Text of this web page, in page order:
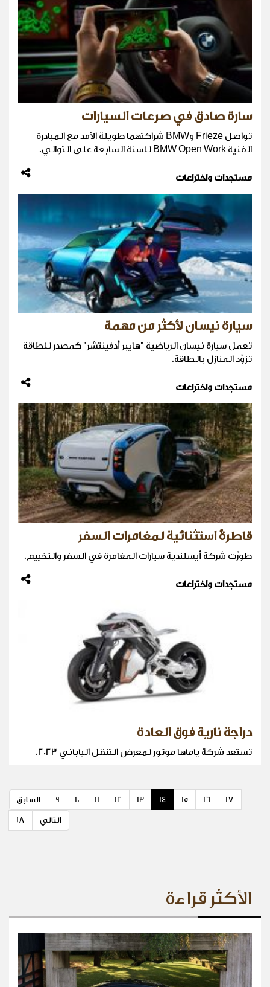
سارة صادق في صرعات السيارات
تواصل Frieze وBMW شراكتهما طويلة الأمد مع المبادرة
الفنية BMW Open Work للسنة السابعة على التوالي.
مستجدات واختراعات
سيارة نيسان لأكثر من مهمة
تعمل سيارة نيسان الرياضية "هايبر أدفينتشر" كمصدر للطاقة
تزوّد المنازل بالطاقة.
مستجدات واختراعات
قاطرةٌ استثنائية لمغامرات السفر
طورّت شركة أيسلندية سيارات المغامرة في السفر والتخييم.
مستجدات واختراعات
دراجة نارية فوق العادة
تستعد شركة ياماها موتور لمعرض التنقل الياباني 2023.
السابق 9 10 11 12 13 14 15 16 17
18 التالي
الأكثر قراءة